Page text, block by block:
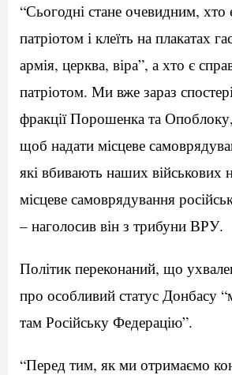
“Сьогодні стане очевидним,
патріотом і клеїть на плакатах
армія, церква, віра”, а хто є
патріотом. Ми вже зараз
фракції Порошенка та
щоб надати місцеве
які вбивають наших військових
місцеве самоврядування
– наголосив він з трибуни ВРУ.
Політик переконаний, що
про особливий статус Донбасу
там Російську Федерацію”.
“Перед тим, як ми отримаємо